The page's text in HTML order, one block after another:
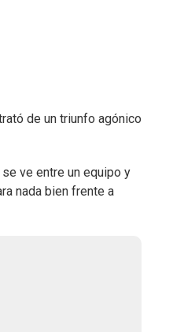
de un triunfo agónico
ve entre un equipo y
nada bien frente a